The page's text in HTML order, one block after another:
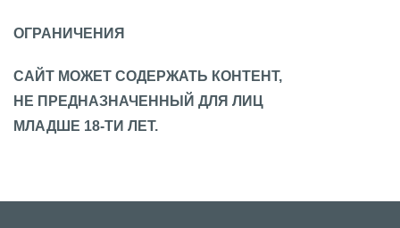
ОГРАНИЧЕНИЯ
САЙТ МОЖЕТ СОДЕРЖАТЬ КОНТЕНТ,
НЕ ПРЕДНАЗНАЧЕННЫЙ ДЛЯ ЛИЦ
МЛАДШЕ 18-ТИ ЛЕТ.